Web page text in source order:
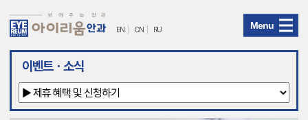
아
리
EN CN RU Menu
이벤트ㆍ소식